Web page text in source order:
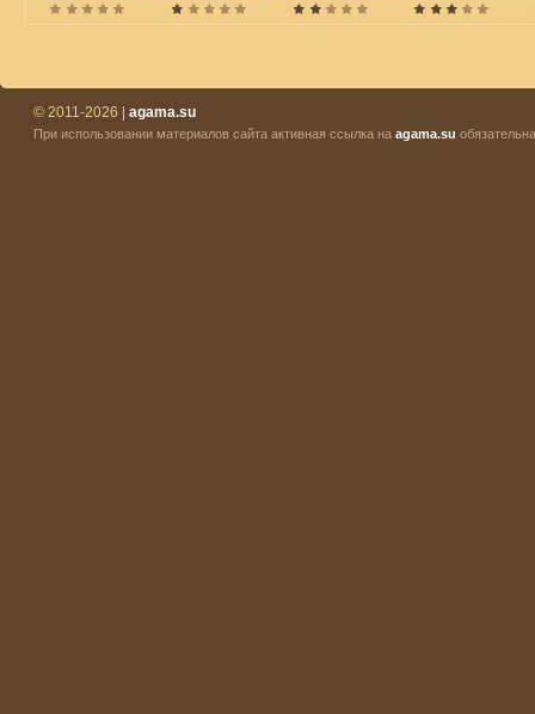
© 2011-2026 | agama.su
При использовании материалов сайта активная ссылка на agama.su